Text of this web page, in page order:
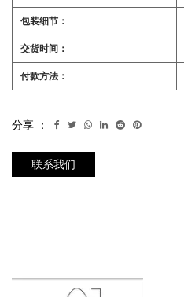
包装细节：
交货时间：
付款方法：
分享 ：
联系我们